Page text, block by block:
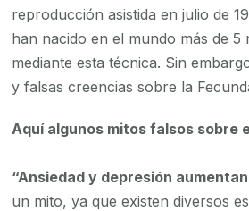
reproducción asistida en julio de
han nacido en el mundo más de 5
mediante esta técnica. Sin
y falsas creencias sobre la
Aquí algunos mitos falsos sobre
“Ansiedad y depresión
un mito, ya que existen diversos